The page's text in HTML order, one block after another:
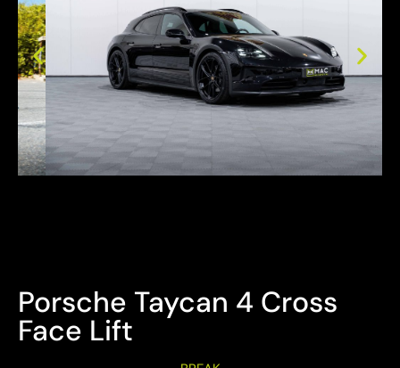
Porsche Taycan 4 Cross
Face Lift